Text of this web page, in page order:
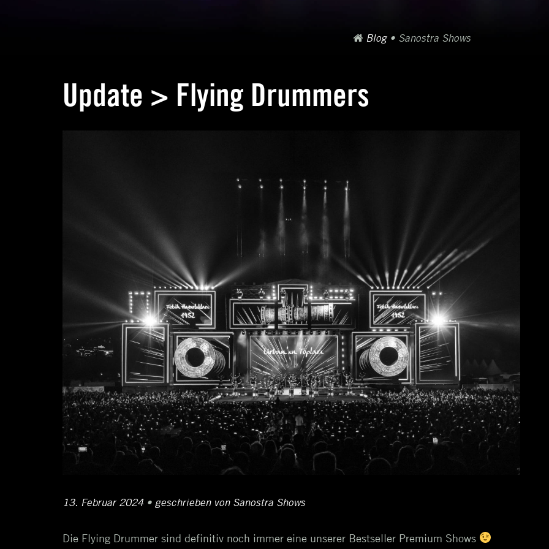
Blog • Sanostra Shows
Update > Flying Drummers
Posted
13. Februar 202414.
2024
• Author
geschrieben von Sanostra Shows
Die Flying Drummer sind definitiv noch immer eine unserer Bestseller Premium Shows